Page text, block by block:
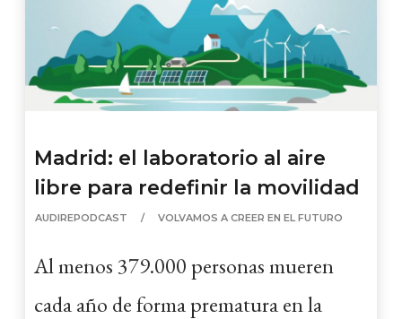
Madrid: el laboratorio al aire
libre para redefinir la movilidad
AUDIREPODCAST VOLVAMOS A CREER EN EL FUTURO
Al menos 379.000 personas mueren
cada año de forma prematura en la